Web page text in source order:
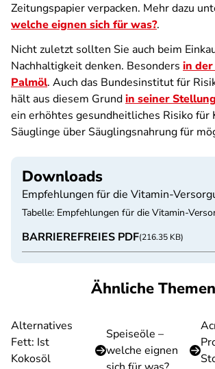
Zeitungspapier verpacken. Mehr dazu
welche eignen sich für was?.
Nicht zuletzt sollten Sie auch beim
Nachhaltigkeit denken. Besonders in
Palmöl. Auch das Bundesinstitut für
hält aus diesem Grundin seiner
ein erhöhtes gesundheitliches Risiko für
Säuglinge über Säuglingsnahrung für
Downloads
Empfehlungen für die Vitamin-
Tabelle: Empfehlungen für die Vitamin-
BARRIEREFREIES PDF(216.35 KB)
Ähnliche Themen
Alternatives
Fett: Ist
Kokosöl
Speiseöle –
welche eignen